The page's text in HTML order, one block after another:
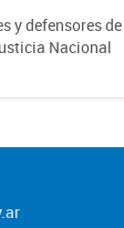
y defensores de
Nacional